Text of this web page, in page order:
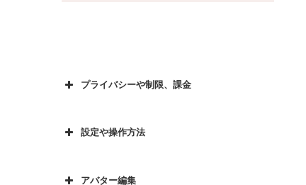
プライバシーや制限、課金
設定や操作方法
アバター編集